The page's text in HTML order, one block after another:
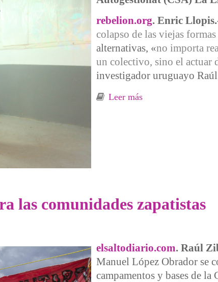
rebelion.org. Enric
colapso de las viejas
alternativas, «no importa
un colectivo, sino el actuar
investigador uruguayo
Leer más
las comunidades zapatistas
elsaltodiario.com. Raúl
Manuel López Obrador se
campamentos y bases de